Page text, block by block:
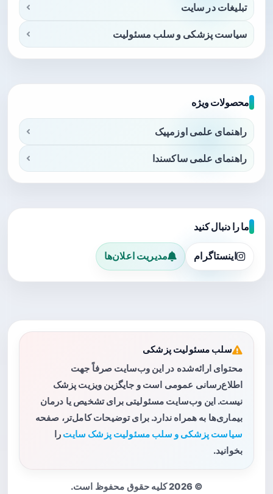
تبلیغات در سایت
سیاست پزشکی و سلب مسئولیت
محصولات ویژه
راهنمای علمی اوزمپیک
راهنمای علمی ساکسندا
ما را دنبال کنید
اینستاگرام مدیریت اعلان‌ها
سلب مسئولیت پزشکی
محتوای ارائه‌شده در این وب‌سایت صرفاً جهت
اطلاع‌رسانی عمومی است و جایگزین ویزیت پزشک
نیست. این وب‌سایت مسئولیتی برای تشخیص یا درمان
بیماری‌ها به همراه ندارد. برای توضیحات کامل‌تر، صفحه
سیاست پزشکی و سلب مسئولیت پزشک سایت را
بخوانید.
© 2026 کلیه حقوق محفوظ است.